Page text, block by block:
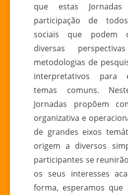
que estas
participação de
sociais que podem
diversas
metodologias de
interpretativos para
temas comuns.
Jornadas propõem
organizativa e
de grandes eixos
origem a diversos
participantes se
os seus interesses
forma, esperamos que